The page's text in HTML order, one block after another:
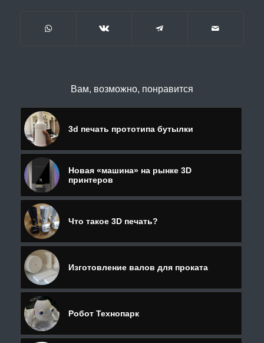
Вам, возможно, понравится
3d печать прототипа бутылки
Новая «машина» на рынке 3D
принтеров
Что такое 3D печать?
Изготовление валов для проката
Робот Технопарк